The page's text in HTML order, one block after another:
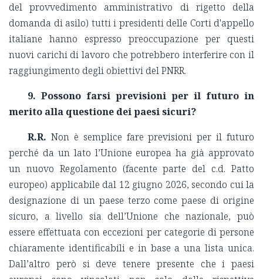
del provvedimento amministrativo di rigetto della
domanda di asilo) tutti i presidenti delle Corti d'appello
italiane hanno espresso preoccupazione per questi
nuovi carichi di lavoro che potrebbero interferire con il
raggiungimento degli obiettivi del PNRR.
9. Possono farsi previsioni per il futuro in
merito alla questione dei paesi sicuri?
R.R. Non è semplice fare previsioni per il futuro
perché da un lato l’Unione europea ha già approvato
un nuovo Regolamento (facente parte del c.d. Patto
europeo) applicabile dal 12 giugno 2026, secondo cui la
designazione di un paese terzo come paese di origine
sicuro, a livello sia dell’Unione che nazionale, può
essere effettuata con eccezioni per categorie di persone
chiaramente identificabili e in base a una lista unica.
Dall’altro però si deve tenere presente che i paesi